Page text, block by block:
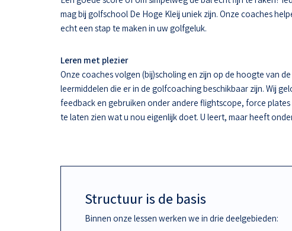
mag bij golfschool De Hoge Kleij uniek zijn. Onze coaches
echt een stap te maken in uw golfgeluk.
Leren met plezier
Onze coaches volgen (bij)scholing en zijn op de hoogte van
leermiddelen die er in de golfcoaching beschikbaar zijn. Wij
feedback en gebruiken onder andere flightscope, force plates
te laten zien wat u nou eigenlijk doet. U leert, maar heeft
Structuur is de basis
Binnen onze lessen werken we in drie deelgebieden: